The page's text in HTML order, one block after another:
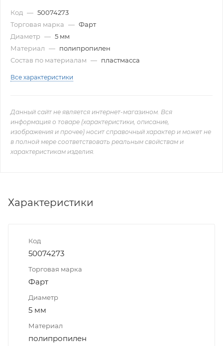
Код — 50074273
Торговая марка — Фарт
Диаметр — 5 мм
Материал — полипропилен
Состав по материалам — пластмасса
Все характеристики
Данный сайт не является интернет-магазином. Вся
информация о товаре (характеристики, описание,
изображения и прочее) носит справочный характер и может не
в полной мере соответствовать реальным свойствам и
характеристикам изделия.
Характеристики
Код
50074273
Торговая марка
Фарт
Диаметр
5 мм
Материал
полипропилен